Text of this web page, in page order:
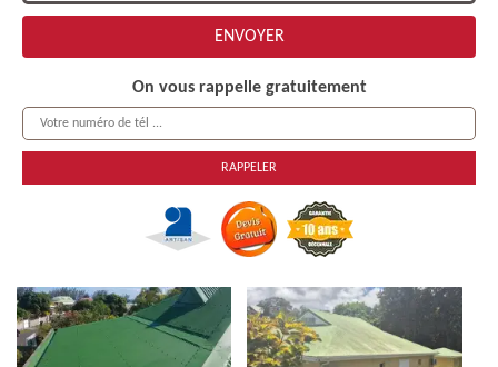
On vous rappelle gratuitement